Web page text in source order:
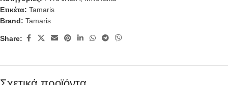
Ετικέτα: Tamaris
Brand: Tamaris
Share: